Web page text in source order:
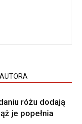
różu dodają
je popełnia